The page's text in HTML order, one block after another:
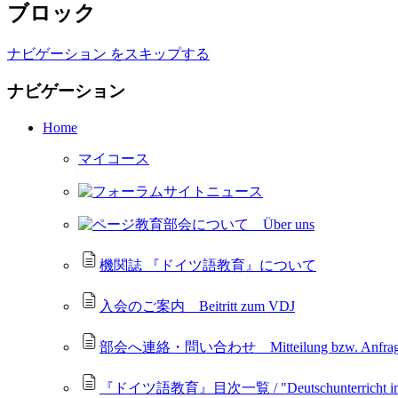
ブロック
ナビゲーション をスキップする
ナビゲーション
Home
マイコース
サイトニュース
教育部会について Über uns
機関誌 『ドイツ語教育』について
入会のご案内 Beitritt zum VDJ
部会へ連絡・問い合わせ Mitteilung bzw.
『ドイツ語教育』目次一覧 / "Deutschunterricht